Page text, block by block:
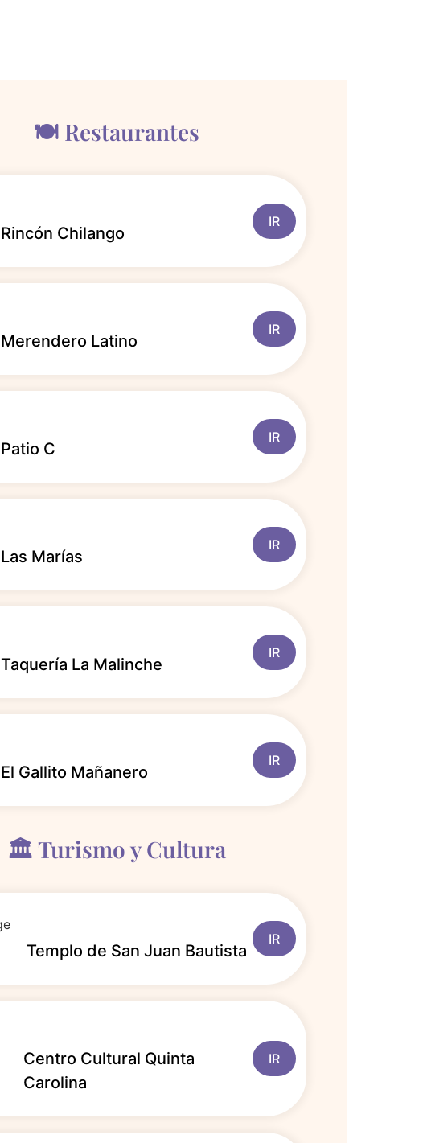
🍽️ Restaurantes
Rincón Chilango
IR
Merendero Latino
IR
Patio C
IR
Las Marías
IR
Taquería La Malinche
IR
El Gallito Mañanero
IR
🏛️ Turismo y Cultura
Templo de San Juan Bautista
IR
Centro Cultural Quinta
Carolina
IR